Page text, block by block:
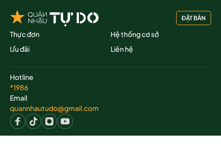
ĐẶT BÀN
Thực đơn
Hệ thống cơ sở
Ưu đãi
Liên hệ
Hotline
*1986
Email
quannhautudo@gmail.com